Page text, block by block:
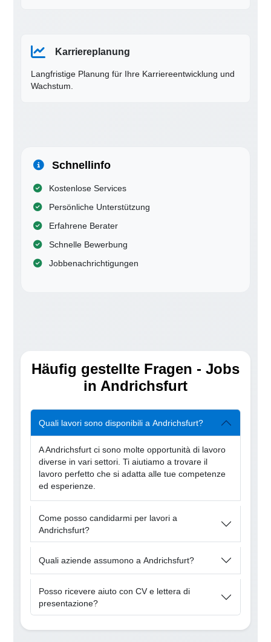
Karriereplanung
Langfristige Planung für Ihre Karriereentwicklung und
Wachstum.
Schnellinfo
Kostenlose Services
Persönliche Unterstützung
Erfahrene Berater
Schnelle Bewerbung
Jobbenachrichtigungen
Häufig gestellte Fragen - Jobs
in Andrichsfurt
Quali lavori sono disponibili a Andrichsfurt?
A Andrichsfurt ci sono molte opportunità di lavoro
diverse in vari settori. Ti aiutiamo a trovare il
lavoro perfetto che si adatta alle tue competenze
ed esperienze.
Come posso candidarmi per lavori a
Andrichsfurt?
Quali aziende assumono a Andrichsfurt?
Posso ricevere aiuto con CV e lettera di
presentazione?